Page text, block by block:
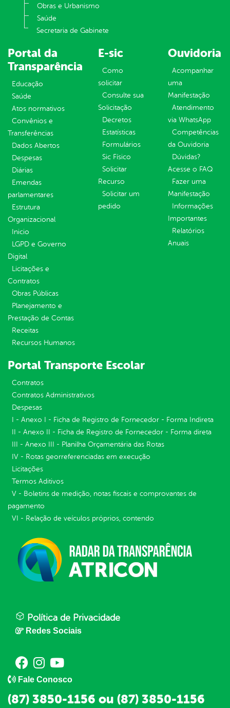
Obras e Urbanismo
Saúde
Secretaria de Gabinete
Portal da
Transparência
Educação
Saúde
Atos normativos
Convênios e
Transferências
Dados Abertos
Despesas
Diárias
Emendas
parlamentares
Estrutura
Organizacional
Inicio
LGPD e Governo
Digital
Licitações e
Contratos
Obras Públicas
Planejamento e
Prestação de Contas
Receitas
Recursos Humanos
E-sic
Como
solicitar
Consulte sua
Solicitação
Decretos
Estatísticas
Formulários
Sic Físico
Solicitar
Recurso
Solicitar um
pedido
Ouvidoria
Acompanhar
uma
Manifestação
Atendimento
via WhatsApp
Competências
da Ouvidoria
Dúvidas?
Acesse o FAQ
Fazer uma
Manifestação
Informações
Importantes
Relatórios
Anuais
Portal Transporte Escolar
Contratos
Contratos Administrativos
Despesas
I - Anexo I - Ficha de Registro de Fornecedor - Forma Indireta
II - Anexo II - Ficha de Registro de Fornecedor - Forma direta
III - Anexo III - Planilha Orçamentária das Rotas
IV - Rotas georreferenciadas em execução
Licitações
Termos Aditivos
V - Boletins de medição, notas fiscais e comprovantes de
pagamento
VI - Relação de veículos próprios, contendo
Política de Privacidade
Redes Sociais
Fale Conosco
(87) 3850-1156 ou (87) 3850-1156